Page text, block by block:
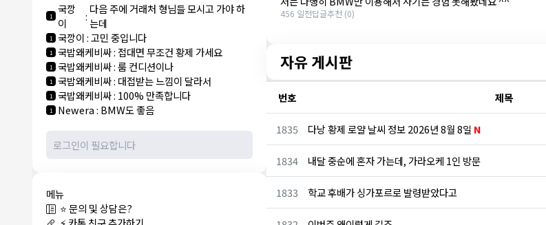
1
국깡
이
: 다음 주에 거래처 형님들 모시고 가야 하
는데
1 국깡이:고민 중입니다
1 국밥왜케비싸: 접대면 무조건 황제 가세요
1 국밥왜케비싸:룸 컨디션이나
1 국밥왜케비싸: 대접받는 느낌이 달라서
1 국밥왜케비싸: 100% 만족합니다
1 Newera: BMW도 좋음
메뉴
⭐ 문의 및 상담은?
456 일전답글추천 (0)
자유 게시판
번호 제목
1835 다낭 황제 로얄 날씨 정보 2026년 8월 8일 N
1834 내달 중순에 혼자 가는데, 가라오케 1인 방문
1833 학교 후배가 싱가포르로 발령받았다고